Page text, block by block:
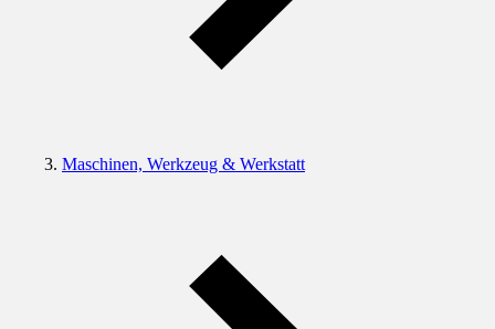
Maschinen, Werkzeug & Werkstatt